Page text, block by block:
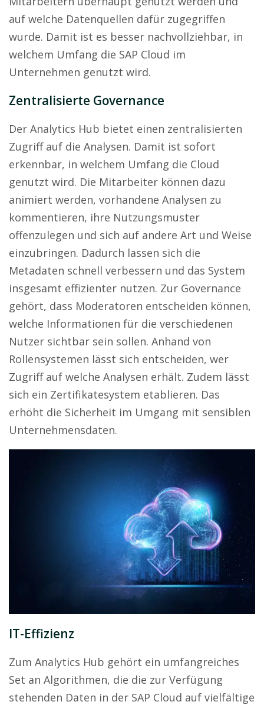
auf welche Datenquellen dafür zugegriffen
wurde. Damit ist es besser nachvollziehbar, in
welchem Umfang die SAP Cloud im
Unternehmen genutzt wird.
Zentralisierte Governance
Der Analytics Hub bietet einen zentralisierten
Zugriff auf die Analysen. Damit ist sofort
erkennbar, in welchem Umfang die Cloud
genutzt wird. Die Mitarbeiter können dazu
animiert werden, vorhandene Analysen zu
kommentieren, ihre Nutzungsmuster
offenzulegen und sich auf andere Art und Weise
einzubringen. Dadurch lassen sich die
Metadaten schnell verbessern und das System
insgesamt effizienter nutzen. Zur Governance
gehört, dass Moderatoren entscheiden können,
welche Informationen für die verschiedenen
Nutzer sichtbar sein sollen. Anhand von
Rollensystemen lässt sich entscheiden, wer
Zugriff auf welche Analysen erhält. Zudem lässt
sich ein Zertifikatesystem etablieren. Das
erhöht die Sicherheit im Umgang mit sensiblen
Unternehmensdaten.
IT-Effizienz
Zum Analytics Hub gehört ein umfangreiches
Set an Algorithmen, die die zur Verfügung
stehenden Daten in der SAP Cloud auf vielfältige